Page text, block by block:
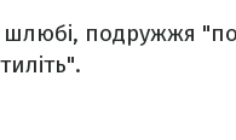
подружжя